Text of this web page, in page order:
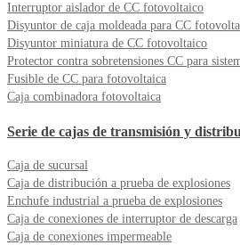
Interruptor aislador de CC fotovoltaico
Disyuntor de caja moldeada para CC
Disyuntor miniatura de CC fotovoltaico
Protector contra sobretensiones CC para
Fusible de CC para fotovoltaica
Caja combinadora fotovoltaica
Serie de cajas de transmisión y
Caja de sucursal
Caja de distribución a prueba de explosiones
Enchufe industrial a prueba de explosiones
Caja de conexiones de interruptor de descarga
Caja de conexiones impermeable